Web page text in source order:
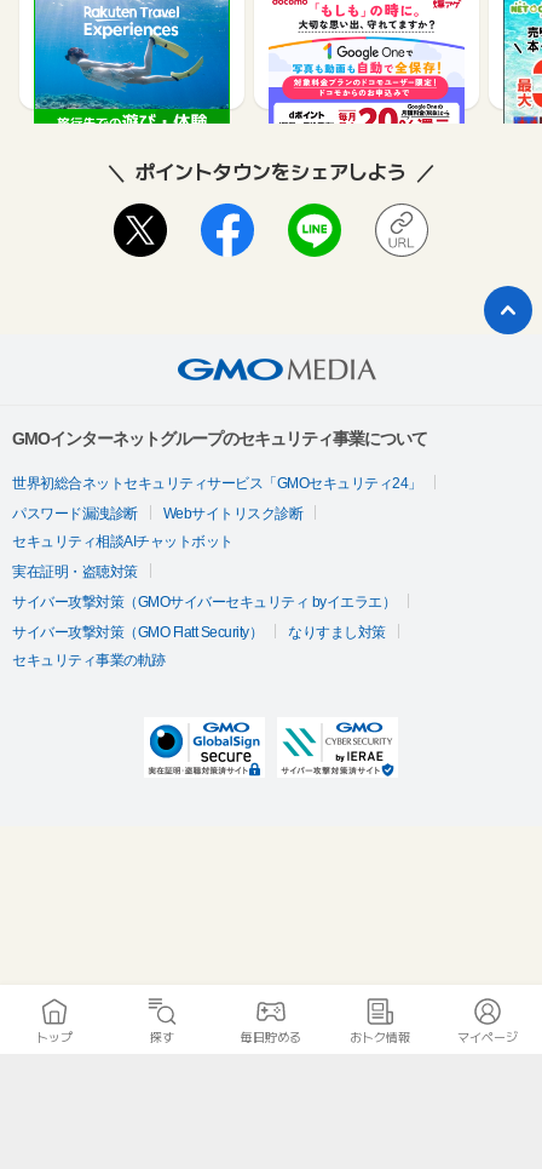
楽天トラベル観光体験
2.5%
爆アゲセレクション（ド
コモ｜Google One）
500
【
買取
ポイントタウンをシェアしよう
GMOインターネットグループのセキュリティ事業について
世界初総合ネットセキュリティサービス「GMOセキュリティ24」
パスワード漏洩診断
Webサイトリスク診断
セキュリティ相談AIチャットボット
実在証明・盗聴対策
サイバー攻撃対策（GMOサイバーセキュリティ byイエラエ）
サイバー攻撃対策（GMO Flatt Security）
なりすまし対策
セキュリティ事業の軌跡
トップ 探す 毎日貯める おトク情報 マイページ